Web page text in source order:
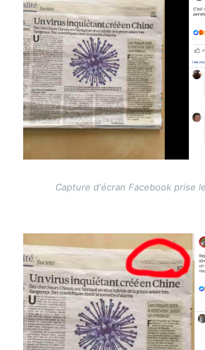
Capture d'écran Facebook prise